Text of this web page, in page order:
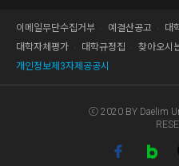
이메일무단수집거부 예결산공고 대
대학자체평가
대학규정집 찾아오시
개인정보제3자제공공시
ⓒ 2020 BY Daelim